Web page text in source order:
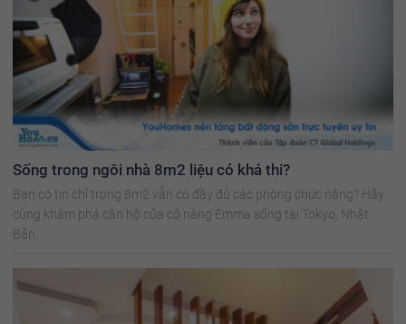
Sống trong ngôi nhà 8m2 liệu có khả thi?
Bạn có tin chỉ trong 8m2 vẫn có đầy đủ các phòng chức năng? Hãy
cùng khám phá căn hộ của cô nàng Emma sống tại Tokyo, Nhật
Bản.